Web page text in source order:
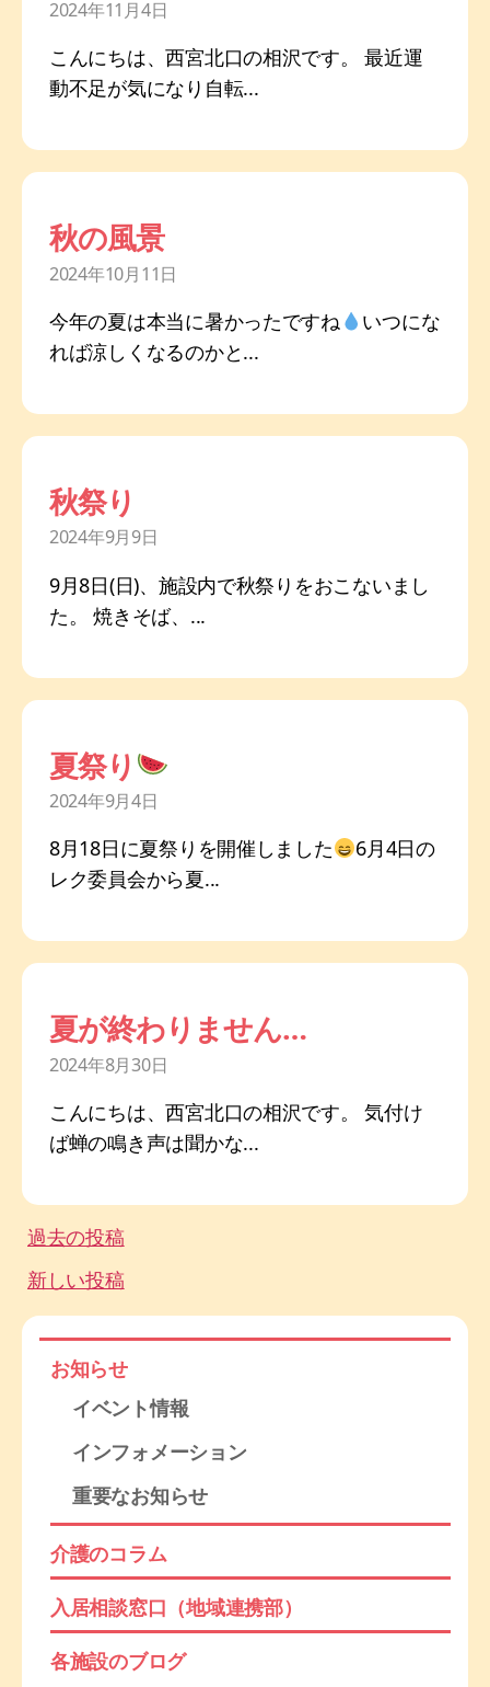
2024年11月4日
こんにちは、西宮北口の相沢です。 最近運
動不足が気になり自転...
秋の風景
2024年10月11日
今年の夏は本当に暑かったですね
いつにな
れば涼しくなるのかと...
秋祭り
2024年9月9日
9月8日(日)、施設内で秋祭りをおこないまし
た。 焼きそば、...
夏祭り
2024年9月4日
8月18日に夏祭りを開催しました
6月4日の
レク委員会から夏...
夏が終わりません…
2024年8月30日
こんにちは、西宮北口の相沢です。 気付け
ば蝉の鳴き声は聞かな...
投
稿
ナ
過去の投稿
新しい投稿
お知らせ
イベント情報
インフォメーション
重要なお知らせ
介護のコラム
入居相談窓口（地域連携部）
各施設のブログ